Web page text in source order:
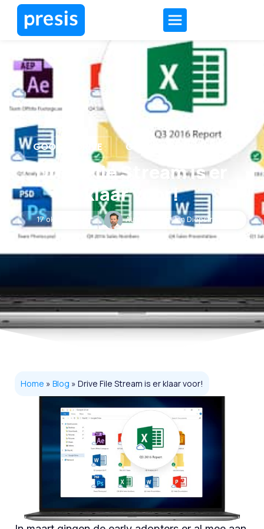
GOOGLE DRIVE GOOGLE WORKSPACE
Drive File Stream is er
klaar voor!
17 oktober 2017 Auteur: Kees-Jan Diepstraten
Home » Blog » Drive File Stream is er klaar voor!